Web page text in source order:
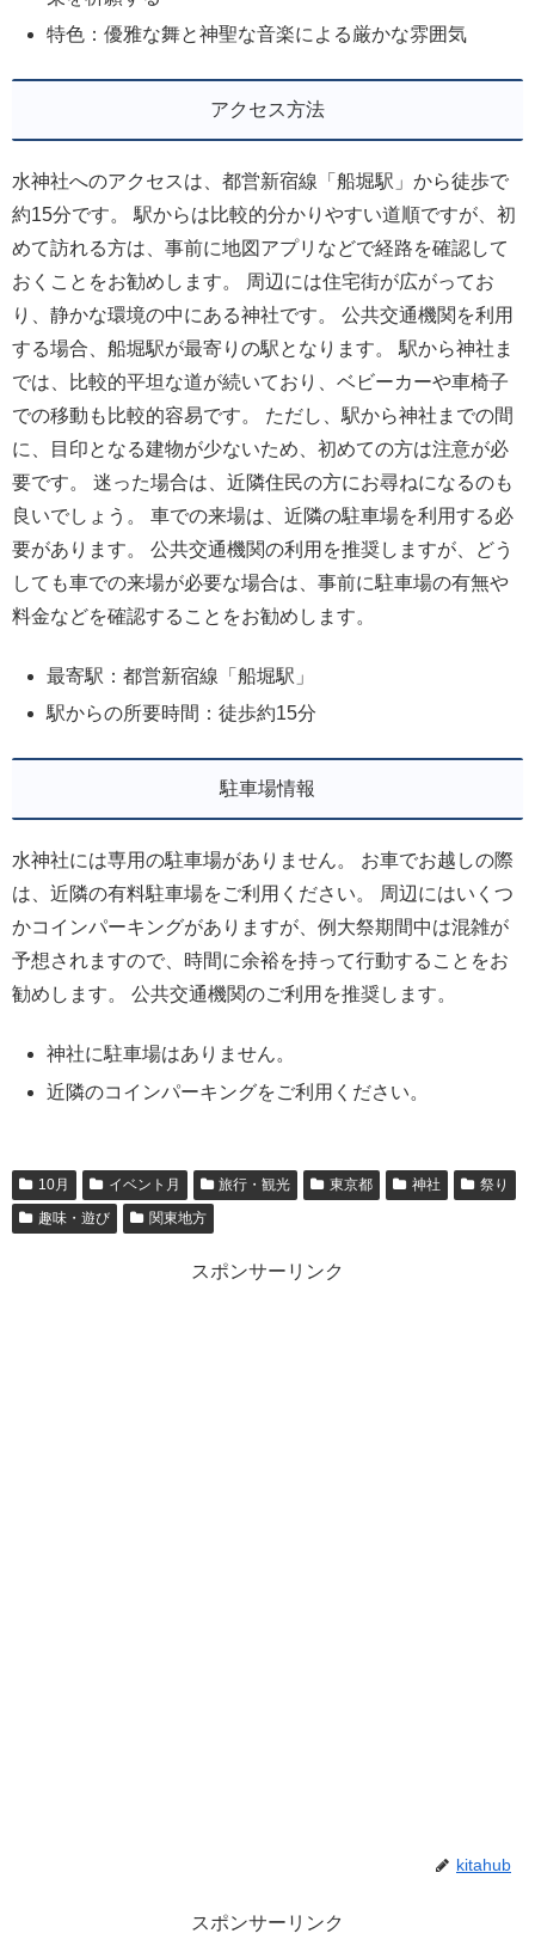
特色：優雅な舞と神聖な音楽による厳かな雰囲気
アクセス方法
水神社へのアクセスは、都営新宿線「船堀駅」から徒歩で
約15分です。 駅からは比較的分かりやすい道順ですが、初
めて訪れる方は、事前に地図アプリなどで経路を確認して
おくことをお勧めします。 周辺には住宅街が広がってお
り、静かな環境の中にある神社です。 公共交通機関を利用
する場合、船堀駅が最寄りの駅となります。 駅から神社ま
では、比較的平坦な道が続いており、ベビーカーや車椅子
での移動も比較的容易です。 ただし、駅から神社までの間
に、目印となる建物が少ないため、初めての方は注意が必
要です。 迷った場合は、近隣住民の方にお尋ねになるのも
良いでしょう。 車での来場は、近隣の駐車場を利用する必
要があります。 公共交通機関の利用を推奨しますが、どう
しても車での来場が必要な場合は、事前に駐車場の有無や
料金などを確認することをお勧めします。
最寄駅：都営新宿線「船堀駅」
駅からの所要時間：徒歩約15分
駐車場情報
水神社には専用の駐車場がありません。 お車でお越しの際
は、近隣の有料駐車場をご利用ください。 周辺にはいくつ
かコインパーキングがありますが、例大祭期間中は混雑が
予想されますので、時間に余裕を持って行動することをお
勧めします。 公共交通機関のご利用を推奨します。
神社に駐車場はありません。
近隣のコインパーキングをご利用ください。
10月 イベント月 旅行・観光 東京都 神社
祭り
趣味・遊び
関東地方
スポンサーリンク
kitahub
スポンサーリンク